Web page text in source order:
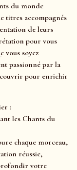
du monde
titres accompagnés
de leurs
pour vous
vous soyez
passionné par la
pour enrichir
:
les Chants du
chaque morceau,
réussie,
votre